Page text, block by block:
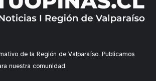
de la Región de Valparaíso. Publicamos
nuestra comunidad.